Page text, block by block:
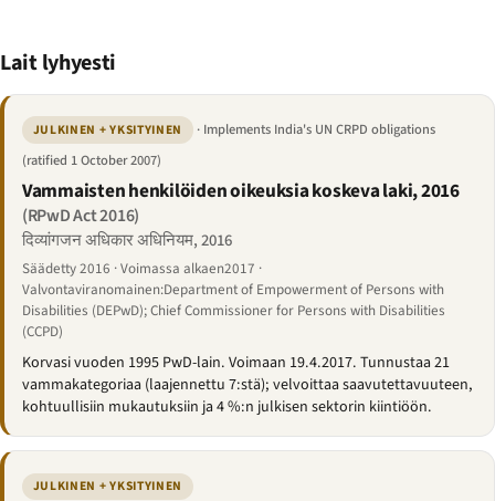
Lait lyhyesti
JULKINEN + YKSITYINEN
· Implements India's UN CRPD obligations
(ratified 1 October 2007)
Vammaisten henkilöiden oikeuksia koskeva laki, 2016
(RPwD Act 2016)
दिव्यांगजन अधिकार अधिनियम, 2016
Säädetty 2016 · Voimassa alkaen2017 ·
Valvontaviranomainen:Department of Empowerment of Persons with
Disabilities (DEPwD); Chief Commissioner for Persons with Disabilities
(CCPD)
Korvasi vuoden 1995 PwD-lain. Voimaan 19.4.2017. Tunnustaa 21
vammakategoriaa (laajennettu 7:stä); velvoittaa saavutettavuuteen,
kohtuullisiin mukautuksiin ja 4 %:n julkisen sektorin kiintiöön.
JULKINEN + YKSITYINEN